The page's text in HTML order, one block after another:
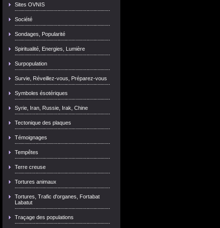
Sites OVNIS
Société
Sondages, Popularité
Spiritualité, Energies, Lumière
Surpopulation
Survie, Réveillez-vous, Préparez-vous
Symboles ésotériques
Syrie, Iran, Russie, Irak, Chine
Tectonique des plaques
Témoignages
Tempêtes
Terre creuse
Tortures animaux
Tortures, Trafic d'organes, Fortabat
Labatut
Traçage des populations